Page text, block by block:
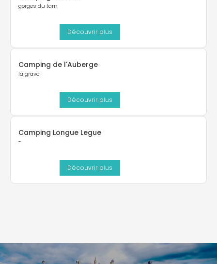
gorges du tarn
Découvrir plus
Camping de l'Auberge
la grave
Découvrir plus
Camping Longue Legue
-
Découvrir plus